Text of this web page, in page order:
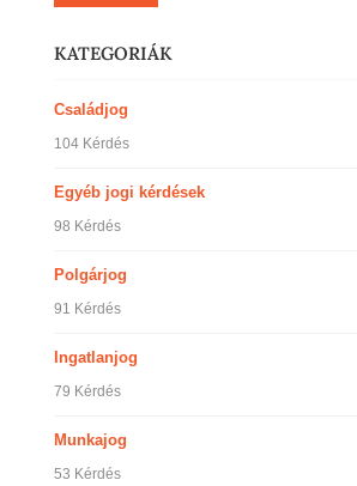
KATEGORIÁK
Családjog
104 Kérdés
Egyéb jogi kérdések
98 Kérdés
Polgárjog
91 Kérdés
Ingatlanjog
79 Kérdés
Munkajog
53 Kérdés